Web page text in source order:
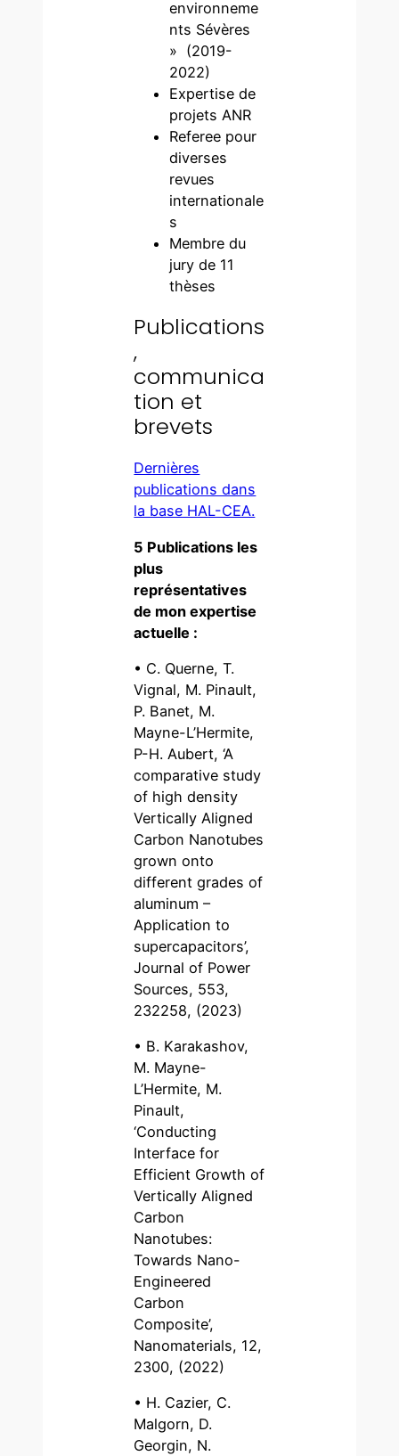
environneme
nts Sévères
» (2019-
2022)
Expertise de
projets ANR
Referee pour
diverses
revues
internationale
s
Membre du
jury de 11
thèses
Publications
,
communica
tion et
brevets
Dernières
publications dans
la base HAL-CEA.
5 Publications les
plus
représentatives
de mon expertise
actuelle :
• C. Querne, T.
Vignal, M. Pinault,
P. Banet, M.
Mayne-L’Hermite,
P-H. Aubert, ‘A
comparative study
of high density
Vertically Aligned
Carbon Nanotubes
grown onto
different grades of
aluminum –
Application to
supercapacitors’,
Journal of Power
Sources, 553,
232258, (2023)
• B. Karakashov,
M. Mayne-
L’Hermite, M.
Pinault,
‘Conducting
Interface for
Efficient Growth of
Vertically Aligned
Carbon
Nanotubes:
Towards Nano-
Engineered
Carbon
Composite’,
Nanomaterials, 12,
2300, (2022)
• H. Cazier, C.
Malgorn, D.
Georgin, N.